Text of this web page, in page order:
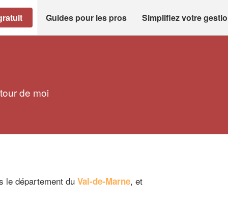
Guides pour les pros Simplifiez votre
de moi
le département du Val-de-Marne, et